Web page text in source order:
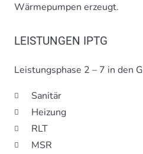
Wärmepumpen erzeugt.
LEISTUNGEN IPTG
Leistungsphase 2 – 7 in den
Sanitär
Heizung
RLT
MSR